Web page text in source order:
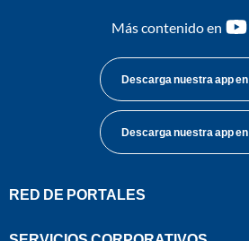
Más contenido en
Descarga nuestra app en
Descarga nuestra app en
RED DE PORTALES